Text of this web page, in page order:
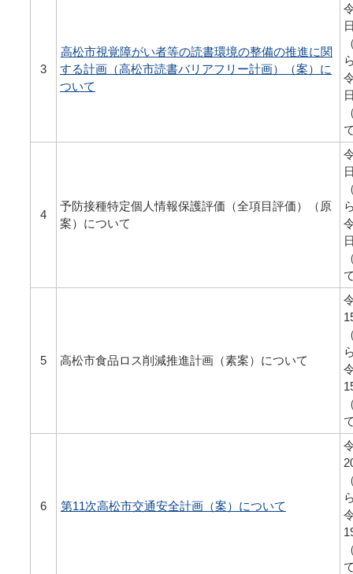
3
高松市視覚障がい者等の読書環境の整備の推進に関
する計画（高松市読書バリアフリー計画）（案）に
ついて
4
予防接種特定個人情報保護評価（全項目評価）（原
案）について
5 高松市食品ロス削減推進計画（素案）について
6 第11次高松市交通安全計画（案）について